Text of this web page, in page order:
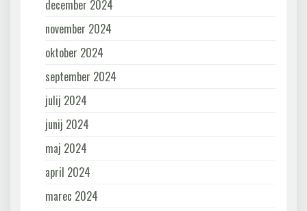
december 2024
november 2024
oktober 2024
september 2024
julij 2024
junij 2024
maj 2024
april 2024
marec 2024